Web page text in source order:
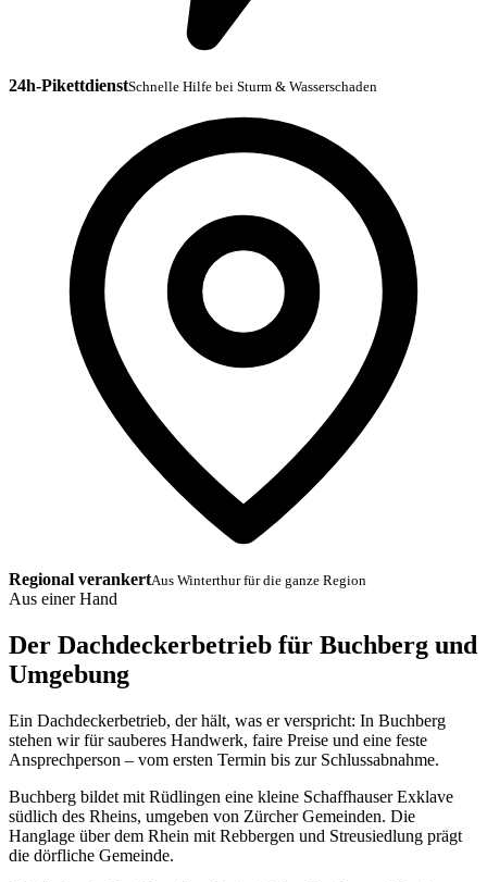
24h-PikettdienstSchnelle Hilfe bei Sturm & Wasserschaden
Regional verankertAus Winterthur für die ganze Region
Aus einer Hand
Der Dachdeckerbetrieb für Buchberg und
Umgebung
Ein Dachdeckerbetrieb, der hält, was er verspricht: In Buchberg
stehen wir für sauberes Handwerk, faire Preise und eine feste
Ansprechperson – vom ersten Termin bis zur Schlussabnahme.
Buchberg bildet mit Rüdlingen eine kleine Schaffhauser Exklave
südlich des Rheins, umgeben von Zürcher Gemeinden. Die
Hanglage über dem Rhein mit Rebbergen und Streusiedlung prägt
die dörfliche Gemeinde.